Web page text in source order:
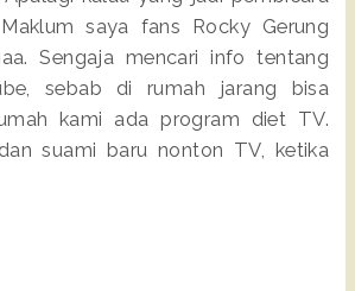
saya fans Rocky Gerung
Sengaja mencari info tentang
sebab di rumah jarang bisa
kami ada program diet TV.
suami baru nonton TV, ketika